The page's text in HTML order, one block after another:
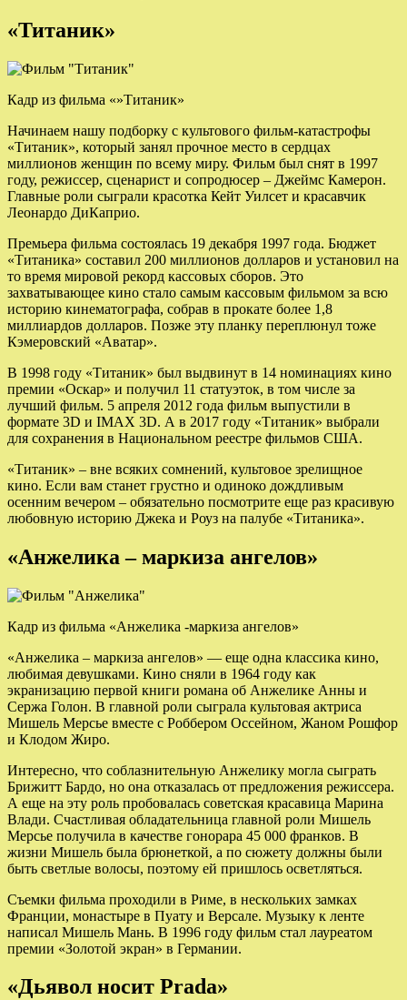
«Титаник»
Кадр из фильма «»Титаник»
Начинаем нашу подборку с культового фильм-катастрофы
«Титаник», который занял прочное место в сердцах
миллионов женщин по всему миру. Фильм был снят в 1997
году, режиссер, сценарист и сопродюсер – Джеймс Камерон.
Главные роли сыграли красотка Кейт Уилсет и красавчик
Леонардо ДиКаприо.
Премьера фильма состоялась 19 декабря 1997 года. Бюджет
«Титаника» составил 200 миллионов долларов и установил на
то время мировой рекорд кассовых сборов. Это
захватывающее кино стало самым кассовым фильмом за всю
историю кинематографа, собрав в прокате более 1,8
миллиардов долларов. Позже эту планку переплюнул тоже
Кэмеровский «Аватар».
В 1998 году «Титаник» был выдвинут в 14 номинациях кино
премии «Оскар» и получил 11 статуэток, в том числе за
лучший фильм. 5 апреля 2012 года фильм выпустили в
формате 3D и IMAX 3D. А в 2017 году «Титаник» выбрали
для сохранения в Национальном реестре фильмов США.
«Титаник» – вне всяких сомнений, культовое зрелищное
кино. Если вам станет грустно и одиноко дождливым
осенним вечером – обязательно посмотрите еще раз красивую
любовную историю Джека и Роуз на палубе «Титаника».
«Анжелика – маркиза ангелов»
Кадр из фильма «Анжелика -маркиза ангелов»
«Анжелика – маркиза ангелов» — еще одна классика кино,
любимая девушками. Кино сняли в 1964 году как
экранизацию первой книги романа об Анжелике Анны и
Сержа Голон. В главной роли сыграла культовая актриса
Мишель Мерсье вместе с Роббером Оссейном, Жаном Рошфор
и Клодом Жиро.
Интересно, что соблазнительную Анжелику могла сыграть
Брижитт Бардо, но она отказалась от предложения режиссера.
А еще на эту роль пробовалась советская красавица Марина
Влади. Счастливая обладательница главной роли Мишель
Мерсье получила в качестве гонорара 45 000 франков. В
жизни Мишель была брюнеткой, а по сюжету должны были
быть светлые волосы, поэтому ей пришлось осветляться.
Съемки фильма проходили в Риме, в нескольких замках
Франции, монастыре в Пуату и Версале. Музыку к ленте
написал Мишель Мань. В 1996 году фильм стал лауреатом
премии «Золотой экран» в Германии.
«Дьявол носит Prada»